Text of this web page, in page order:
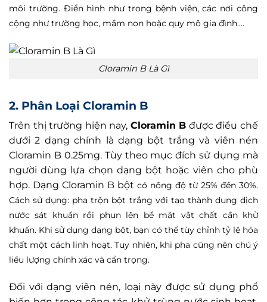
môi trường. Điển hình như trong bệnh viện, các nơi công
cộng như trường học, mầm non hoặc quy mô gia đình….
Cloramin B Là Gì
2. Phân Loại Cloramin B
Trên thị trường hiện nay, Cloramin B được điều chế
dưới 2 dạng chính là dạng bột trắng và viên nén
Cloramin B 0.25mg. Tùy theo mục đích sử dụng mà
người dùng lựa chọn dạng bột hoặc viên cho phù
hợp. Dạng Cloramin B bột có nồng độ từ 25% đến 30%.
Cách sử dụng: pha trộn bột trắng với tạo thành dung dịch
nước sát khuẩn rồi phun lên bề mặt vật chất cần khử
khuẩn. Khi sử dụng dạng bột, bạn có thểtùy chỉnh tỷ lệ hóa
chất một cách linh hoạt. Tuy nhiên, khi pha cũng nên chú ý
liều lượng chính xác và cẩn trọng.
Đối với dạng viên nén, loại này được sử dụng phổ